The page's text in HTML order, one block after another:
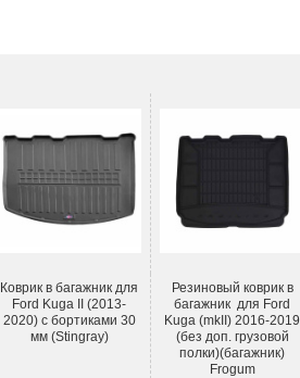
Коврик в багажник для
Ford Kuga II (2013-
2020) с бортиками 30
мм (Stingray)
Резиновый коврик в
багажник для Ford
Kuga (mkII) 2016-2019
(без доп. грузовой
полки)(багажник)
Frogum